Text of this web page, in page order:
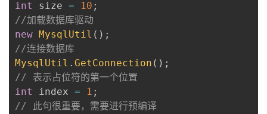
int
size = 10 ;
//加载数据库驱动
new MysqlUtil ( ) ;
//连接数据库
MysqlUtil . GetConnection ( ) ;
// 表示占位符的第一个位置
int
index = 1 ;
// 此句很重要，需要进行预编译